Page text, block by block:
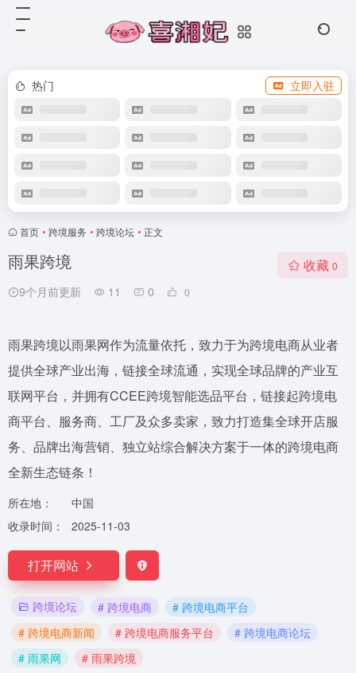
热门 立即入驻
首页 • 跨境服务 • 跨境论坛 • 正文
雨果跨境
9个月前更新 11 0 0
收藏 0
雨果跨境以雨果网作为流量依托，致力于为跨境电商从业者
提供全球产业出海，链接全球流通，实现全球品牌的产业互
联网平台，并拥有CCEE跨境智能选品平台，链接起跨境电
商平台、服务商、工厂及众多卖家，致力打造集全球开店服
务、品牌出海营销、独立站综合解决方案于一体的跨境电商
全新生态链条！
所在地：
中国
收录时间：
2025-11-03
打开网站
跨境论坛 # 跨境电商
# 跨境电商平台
# 跨境电商新闻
# 跨境电商服务平台
# 跨境电商论坛
# 雨果网
# 雨果跨境